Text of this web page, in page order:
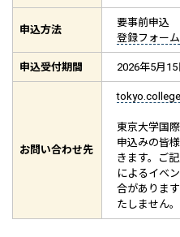
申込方法
要事前申込
登録フォーム
申込受付期間 2026年5月
お問い合わせ先
東京大学国
申込みの皆
きます。ご
によるイベ
合がありま
たしません。